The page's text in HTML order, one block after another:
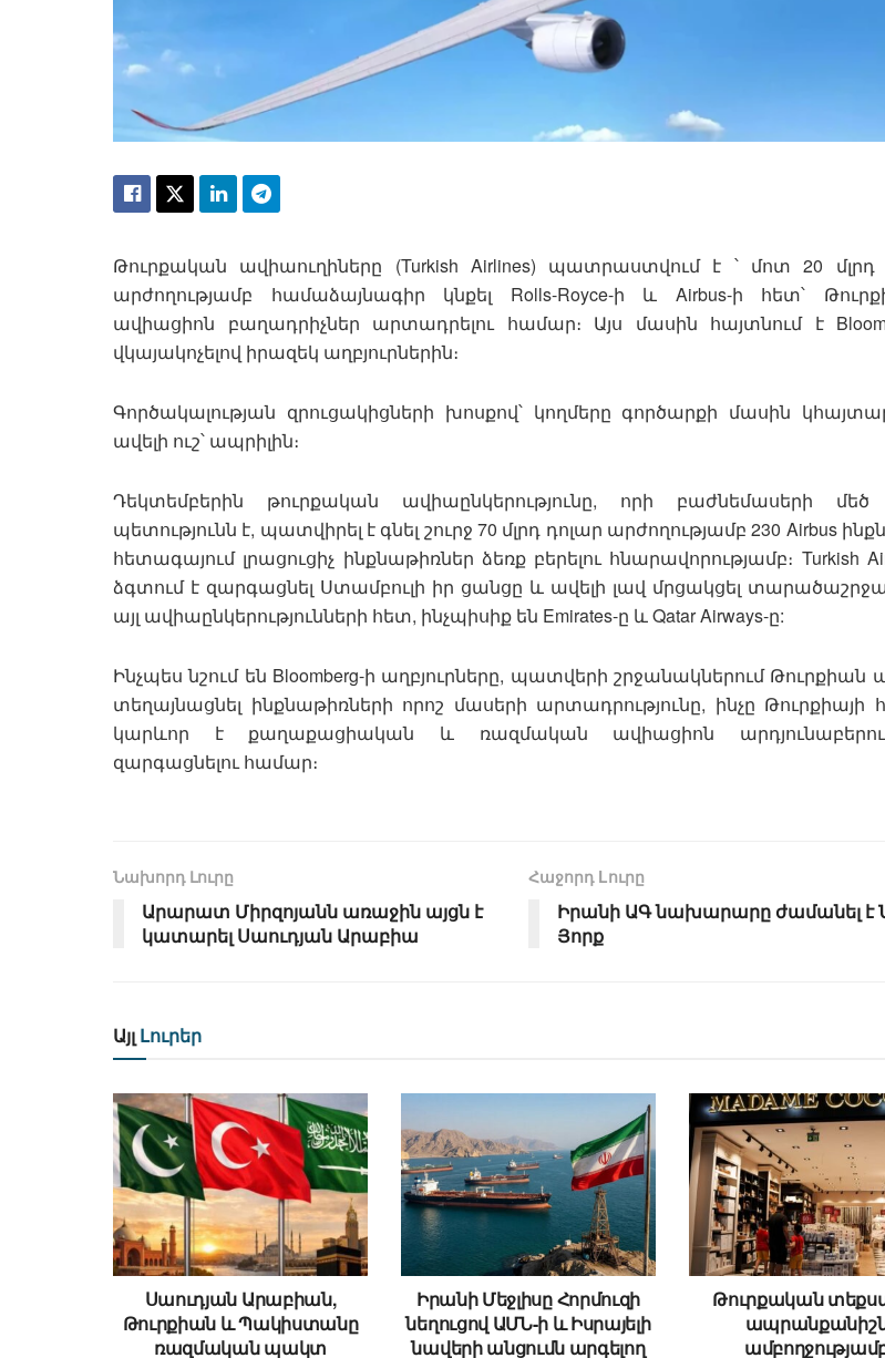
Թուրքական ավիաուղիները (Turkish Airlines) պատրաստվում է ՝ մոտ 20 մլրդ
արժողությամբ համաձայնագիր կնքել Rolls-Royce-ի և Airbus-ի հետ՝
ավիացիոն բաղադրիչներ արտադրելու համար։ Այս մասին հայտնում է
վկայակոչելով իրազեկ աղբյուրներին։
Գործակալության զրուցակիցների խոսքով՝ կողմերը գործարքի մասին
ավելի ուշ՝ ապրիլին։
Դեկտեմբերին թուրքական ավիաընկերությունը, որի բաժնեմասերի
պետությունն է, պատվիրել է գնել շուրջ 70 մլրդ դոլար արժողությամբ 230 Airbus
հետագայում լրացուցիչ ինքնաթիռներ ձեռք բերելու հնարավորությամբ։ Turkish
ձգտում է զարգացնել Ստամբուլի իր ցանցը և ավելի լավ մրցակցել
այլ ավիաընկերությունների հետ, ինչպիսիք են Emirates-ը և Qatar Airways-ը:
Ինչպես նշում են Bloomberg-ի աղբյուրները, պատվերի շրջանակներում Թուրքիան
տեղայնացնել ինքնաթիռների որոշ մասերի արտադրությունը, ինչը Թուրքիայի
կարևոր է քաղաքացիական և ռազմական ավիացիոն
զարգացնելու համար։
Նախորդ Լուրը
Արարատ Միրզոյանն առաջին այցն է
կատարել Սաուդյան Արաբիա
Հաջորդ Lուրը
Իրանի ԱԳ նախարարը ժամանել է
Յորք
Այլ Լուրեր
Սաուդյան Արաբիան,
Թուրքիան և Պակիստանը
ռազմական պակտ
Իրանի Մեջլիսը Հորմուզի
նեղուցով ԱՄՆ-ի և Իսրայելի
նավերի անցումն արգելող
Թուրքական